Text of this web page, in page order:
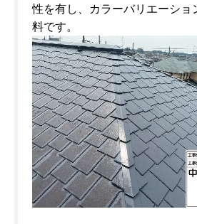
性を有し、カラーバリエーショ
料です。